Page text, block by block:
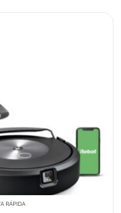
RÁPIDA